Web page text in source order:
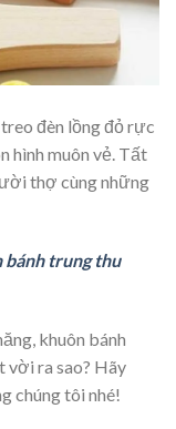
đèn lồng đỏ rực
hình muôn vẻ. Tất
thợ cùng những
bánh trung thu
khuôn bánh
vời ra sao? Hãy
chúng tôi nhé!